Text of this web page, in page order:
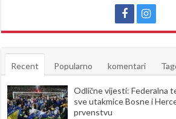
Recent Popularno komentari
Odlične vijesti: Federalna
sve utakmice Bosne i
prvenstvu